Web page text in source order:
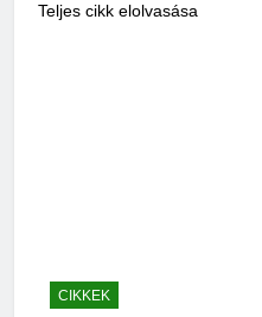
Teljes cikk elolvasása
CIKKEK